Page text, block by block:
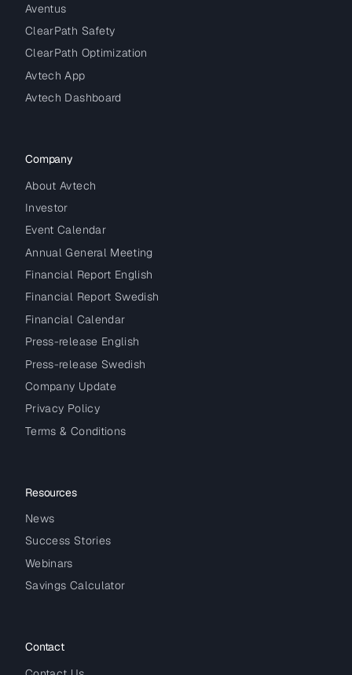
Aventus
ClearPath Safety
ClearPath Optimization
Avtech App
Avtech Dashboard
Company
About Avtech
Investor
Event Calendar
Annual General Meeting
Financial Report English
Financial Report Swedish
Financial Calendar
Press-release English
Press-release Swedish
Company Update
Privacy Policy
Terms & Conditions
Resources
News
Success Stories
Webinars
Savings Calculator
Contact